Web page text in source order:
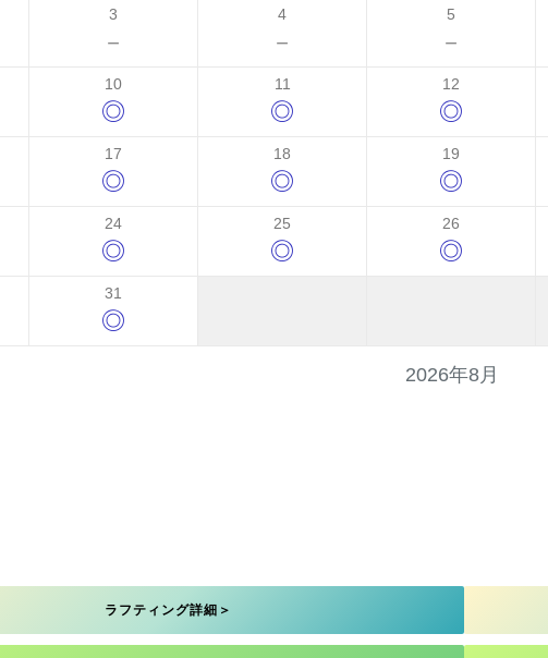
2026年8月
3
－
4
－
5
－
10
◎
11
◎
12
◎
17
◎
18
◎
19
◎
24
◎
25
◎
26
◎
31
◎
ラフティング詳細＞